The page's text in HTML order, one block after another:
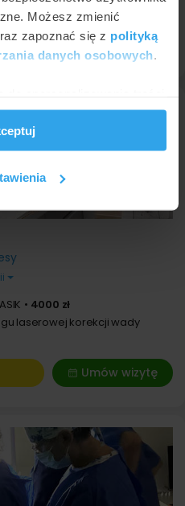
Możesz zmienić
zapoznać się z polityką
danych osobowych.
społecznościowe i
Informacje o tym, jak
partnerom
i analitycznym.
podczas
4550 zł
Umów wizytę
4000 zł
laserowej korekcji wady
Umów wizytę